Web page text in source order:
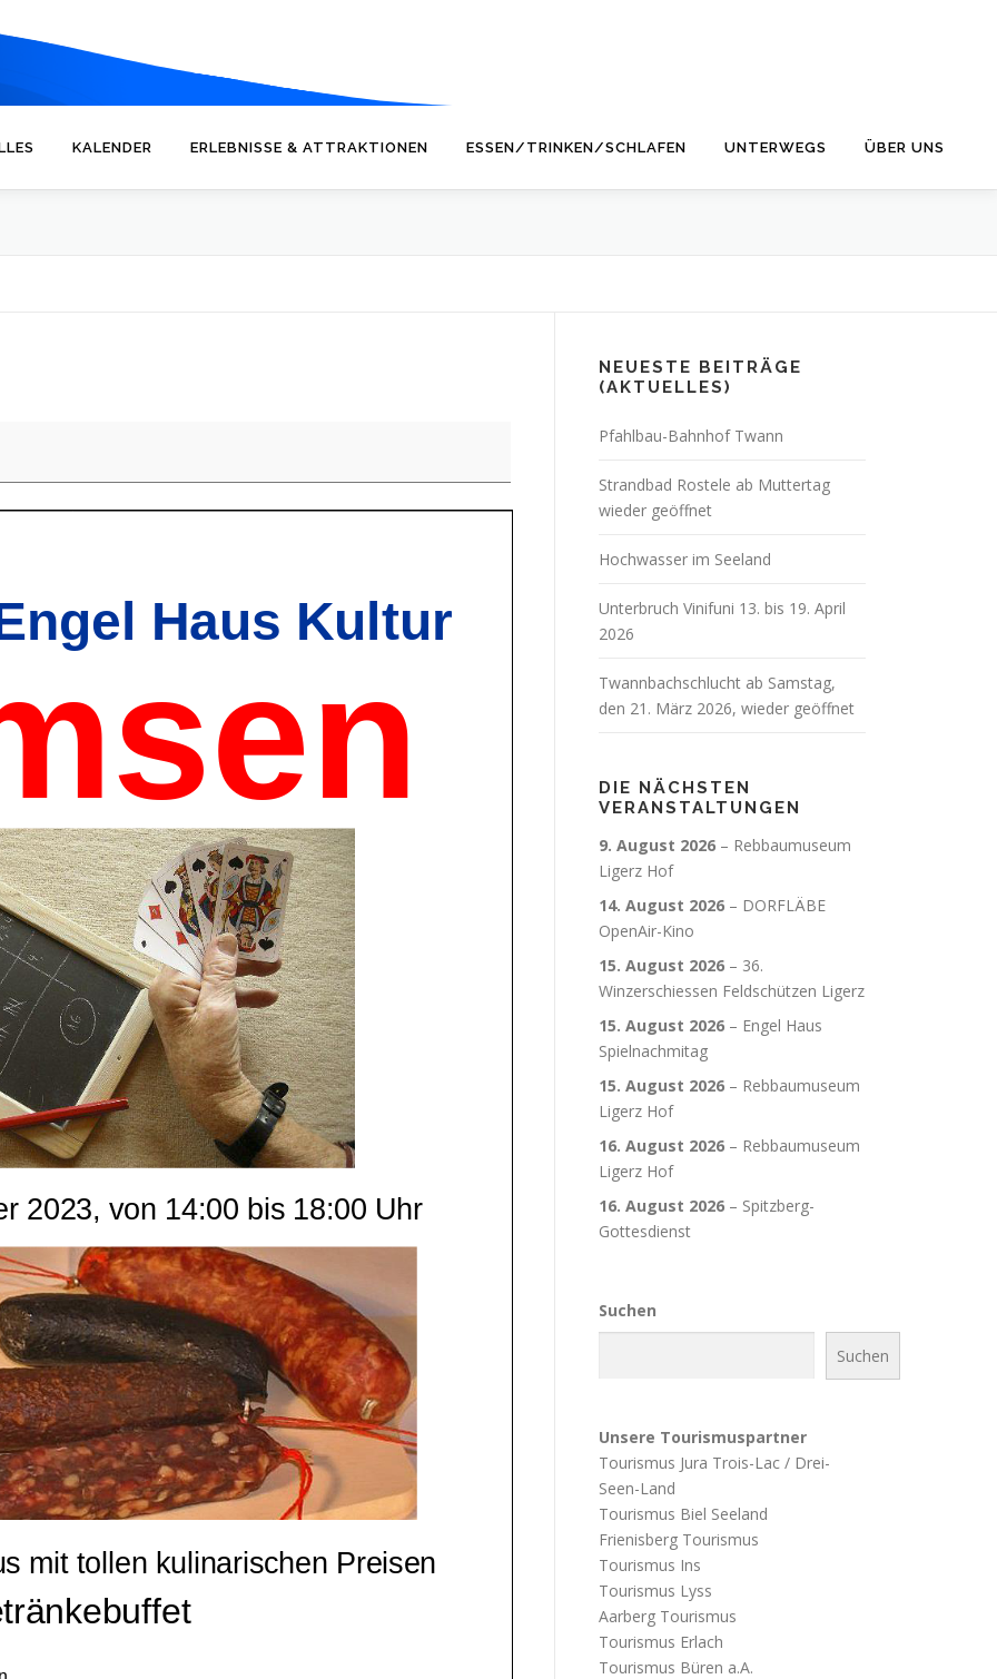
KALENDER ERLEBNISSE & ATTRAKTIONEN ESSEN/TRINKEN/SCHLAFEN UNTERWEGS ÜBER UNS
NEUESTE BEITRÄGE
(AKTUELLES)
Pfahlbau-Bahnhof Twann
Strandbad Rostele ab Muttertag
wieder geöffnet
Hochwasser im Seeland
Unterbruch Vinifuni 13. bis 19. April
2026
Twannbachschlucht ab Samstag,
den 21. März 2026, wieder geöffnet
DIE NÄCHSTEN
VERANSTALTUNGEN
9. August 2026 – Rebbaumuseum
Ligerz Hof
14. August 2026 – DORFLÄBE
OpenAir-Kino
15. August 2026 – 36.
Winzerschiessen Feldschützen Ligerz
15. August 2026 – Engel Haus
Spielnachmitag
15. August 2026 – Rebbaumuseum
Ligerz Hof
16. August 2026 – Rebbaumuseum
Ligerz Hof
16. August 2026 – Spitzberg-
Gottesdienst
Suchen
Suchen
Unsere Tourismuspartner
Tourismus Jura Trois-Lac / Drei-
Seen-Land
Tourismus Biel Seeland
Frienisberg Tourismus
Tourismus Ins
Tourismus Lyss
Aarberg Tourismus
Tourismus Erlach
Tourismus Büren a.A.